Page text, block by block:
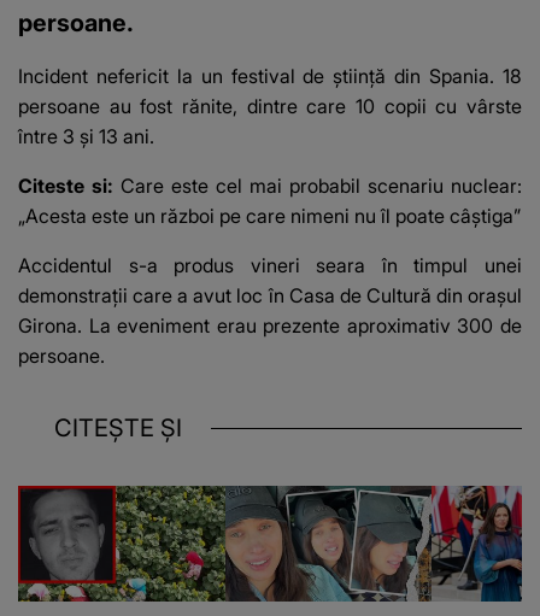
persoane.
Incident nefericit la un festival de știință din Spania. 18
persoane au fost rănite, dintre care 10 copii cu vârste
între 3 și 13 ani.
Citeste si: Care este cel mai probabil scenariu nuclear:
„Acesta este un război pe care nimeni nu îl poate câștiga”
Accidentul s-a produs vineri seara în timpul unei
demonstrații care a avut loc în Casa de Cultură din orașul
Girona. La eveniment erau prezente aproximativ 300 de
persoane.
CITEȘTE ȘI